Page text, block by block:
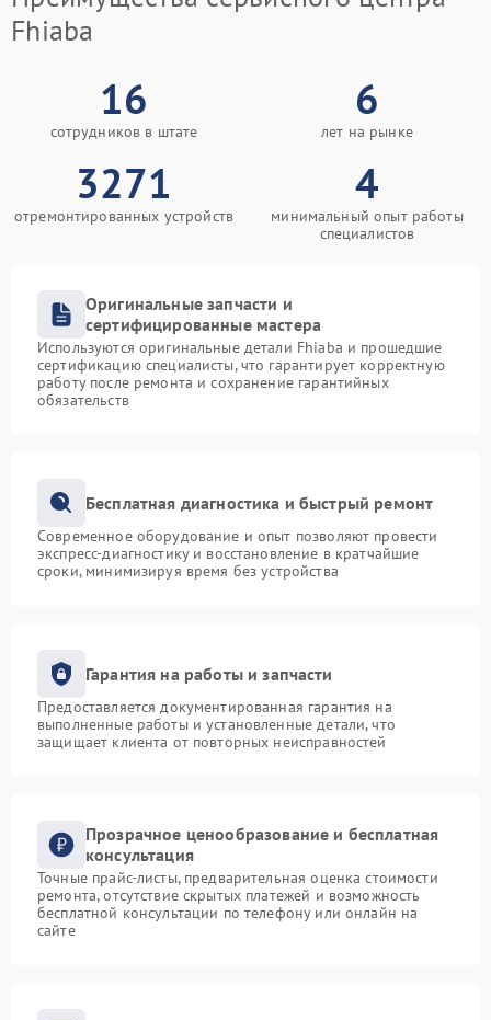
Fhiaba
16
сотрудников в штате
6
лет на рынке
3271
отремонтированных устройств
4
минимальный опыт работы
специалистов
Оригинальные запчасти и
сертифицированные мастера
Используются оригинальные детали Fhiaba и прошедшие
сертификацию специалисты, что гарантирует корректную
работу после ремонта и сохранение гарантийных
обязательств
Бесплатная диагностика и быстрый ремонт
Современное оборудование и опыт позволяют провести
экспресс-диагностику и восстановление в кратчайшие
сроки, минимизируя время без устройства
Гарантия на работы и запчасти
Предоставляется документированная гарантия на
выполненные работы и установленные детали, что
защищает клиента от повторных неисправностей
Прозрачное ценообразование и бесплатная
консультация
Точные прайс-листы, предварительная оценка стоимости
ремонта, отсутствие скрытых платежей и возможность
бесплатной консультации по телефону или онлайн на
сайте